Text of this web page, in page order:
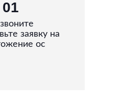
01
заявку на
ос